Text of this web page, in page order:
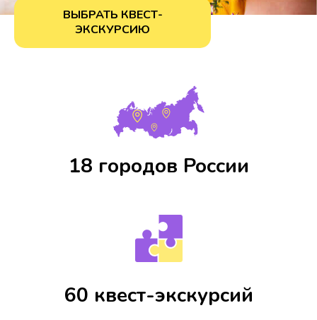
ВЫБРАТЬ КВЕСТ-
ЭКСКУРСИЮ
18 городов России
60 квест-экскурсий